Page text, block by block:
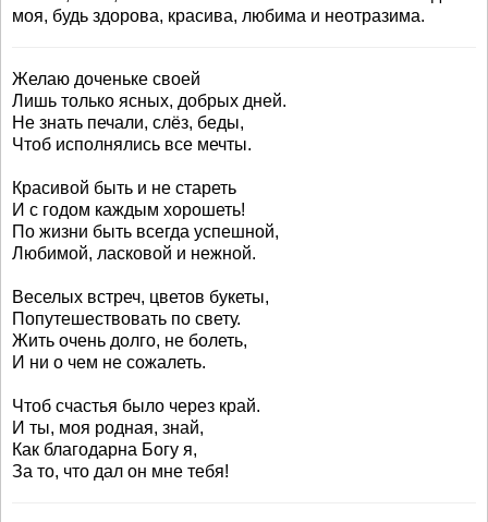
моя, будь здорова, красива, любима и неотразима.
Желаю доченьке своей
Лишь только ясных, добрых дней.
Не знать печали, слёз, беды,
Чтоб исполнялись все мечты.
Красивой быть и не стареть
И с годом каждым хорошеть!
По жизни быть всегда успешной,
Любимой, ласковой и нежной.
Веселых встреч, цветов букеты,
Попутешествовать по свету.
Жить очень долго, не болеть,
И ни о чем не сожалеть.
Чтоб счастья было через край.
И ты, моя родная, знай,
Как благодарна Богу я,
За то, что дал он мне тебя!